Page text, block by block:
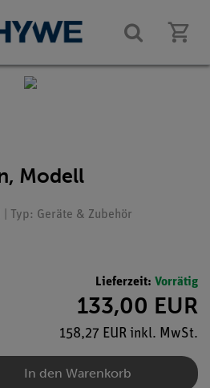
Modell
| Typ: Geräte & Zubehör
Lieferzeit: Vorrätig
133,00 EUR
158,27 EUR inkl. MwSt.
In den Warenkorb